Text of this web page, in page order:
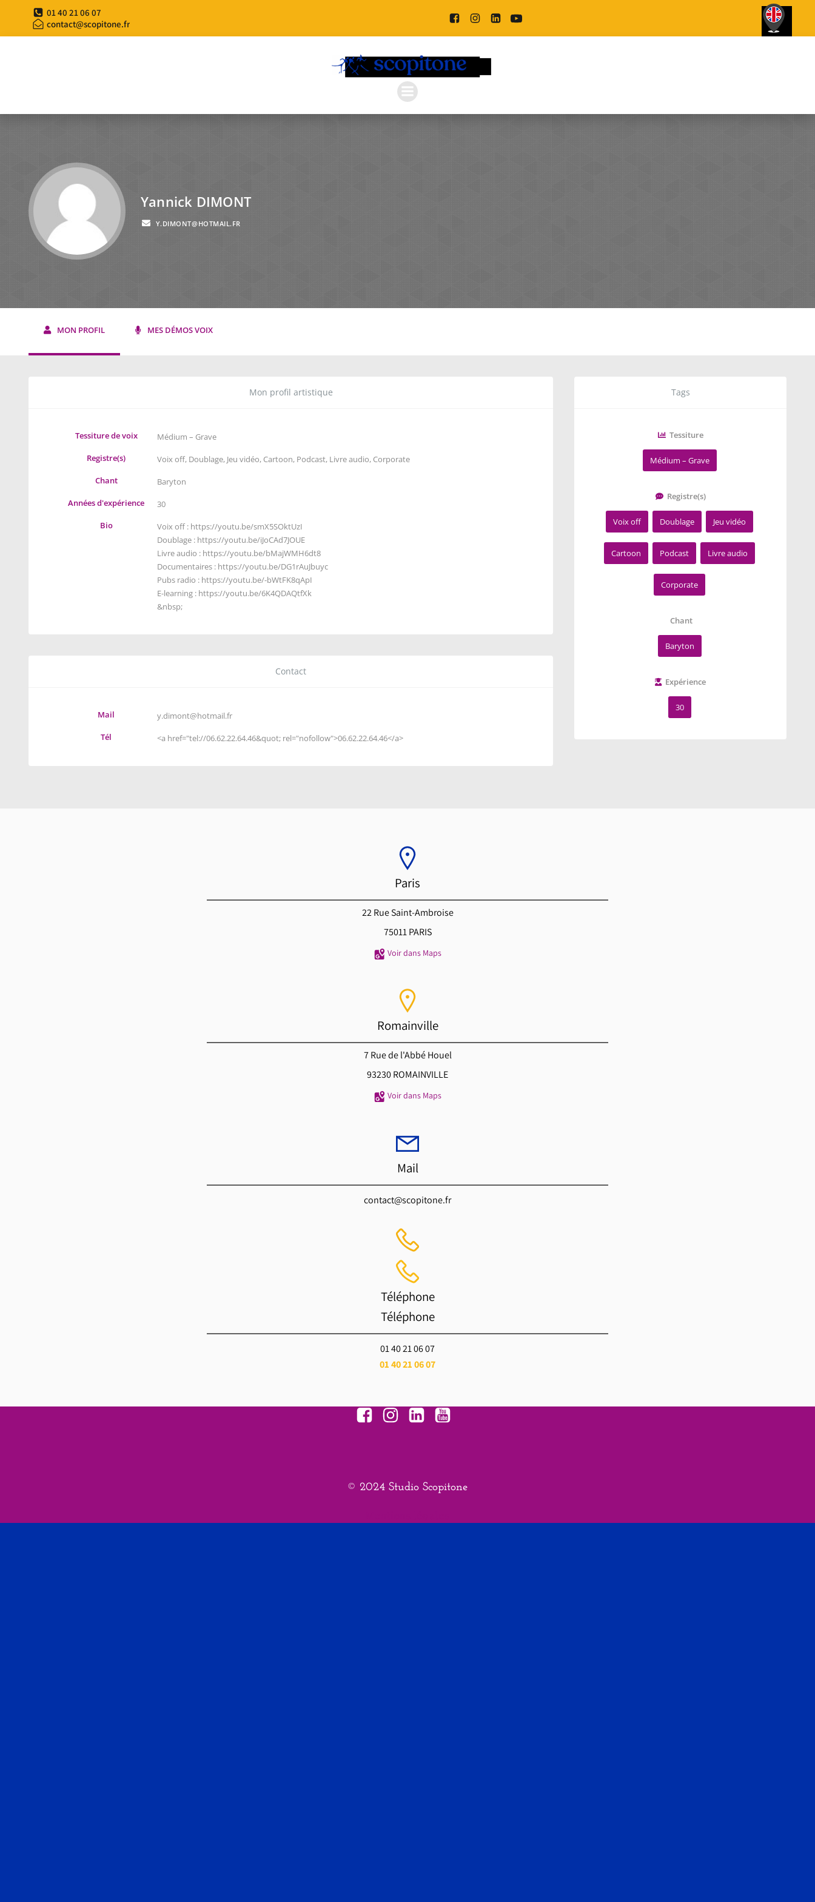
01 40 21 06 07
contact@scopitone.fr
Yannick DIMONT
Y.DIMONT@HOTMAIL.FR
MON PROFIL MES DÉMOS VOIX
Mon profil artistique
Tessiture de voix
Médium – Grave
Registre(s)
Voix off, Doublage, Jeu vidéo, Cartoon, Podcast, Livre audio, Corporate
Chant
Baryton
Années d'expérience
30
Bio
Voix off : https://youtu.be/smX5SOktUzI
Doublage : https://youtu.be/iJoCAd7JOUE
Livre audio : https://youtu.be/bMajWMH6dt8
Documentaires : https://youtu.be/DG1rAuJbuyc
Pubs radio : https://youtu.be/-bWtFK8qApI
E-learning : https://youtu.be/6K4QDAQtfXk
&nbsp;
Contact
Mail
y.dimont@hotmail.fr
Tél
<a href="tel://06.62.22.64.46&quot; rel="nofollow">06.62.22.64.46</a>
Tags
Tessiture
Médium – Grave
Registre(s)
Voix off Doublage Jeu vidéo
Cartoon Podcast Livre audio
Corporate
Chant
Baryton
Expérience
30
Paris
22 Rue Saint-Ambroise
75011 PARIS
Voir dans Maps
Romainville
7 Rue de l'Abbé Houel
93230 ROMAINVILLE
Voir dans Maps
Mail
contact@scopitone.fr
Téléphone
Téléphone
01 40 21 06 07
01 40 21 06 07
© 2024 Studio Scopitone